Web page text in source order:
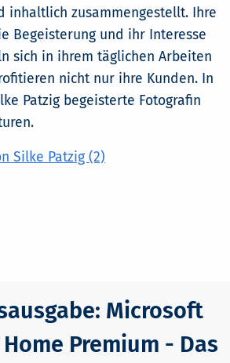
inhaltlich zusammengestellt. Ihre
Begeisterung und ihr Interesse
sich in ihrem täglichen Arbeiten
nicht nur ihre Kunden. In
Patzig begeisterte Fotografin
Silke Patzig (2)
Microsoft
Premium - Das